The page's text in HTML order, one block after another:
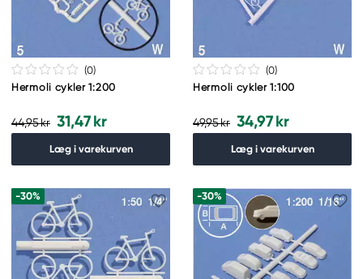
(0)
Hermoli cykler 1:200
44,95 kr 31,47 kr
Læg i varekurven
(0)
Hermoli cykler 1:100
49,95 kr 34,97 kr
Læg i varekurven
-30% -30%